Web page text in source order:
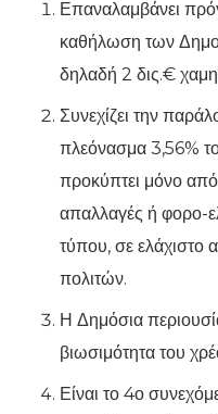
Επαναλαμβάνει
καθήλωση των
δηλαδή 2 δις.€
Συνεχίζει την
πλεόνασμα 3,56%
προκύπτει μόνο
απαλλαγές ή φορο-
τύπου, σε ελάχιστο
πολιτών.
Η Δημόσια
βιωσιμότητα του
Είναι το 4ο